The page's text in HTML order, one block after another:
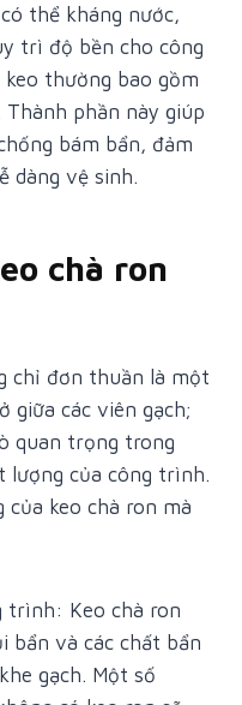
thể kháng nước,
trì độ bền cho công
thường bao gồm
phần này giúp
bám bẩn, đảm
dàng vệ sinh.
chà ron
chỉ đơn thuần là một
giữa các viên gạch;
quan trọng trong
lượng của công trình.
của keo chà ron mà
trình: Keo chà ron
bẩn và các chất bẩn
gạch. Một số